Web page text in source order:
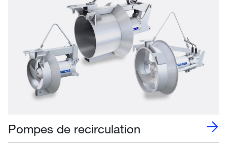
Pompes de recirculation